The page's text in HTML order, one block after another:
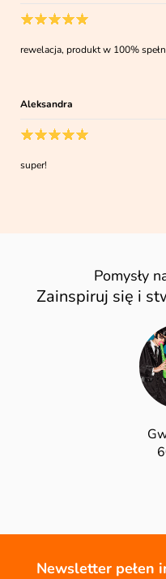
rewelacja, produkt w 100%
Aleksandra
super!
Pomysły
Zainspiruj się i
Newsletter pełen